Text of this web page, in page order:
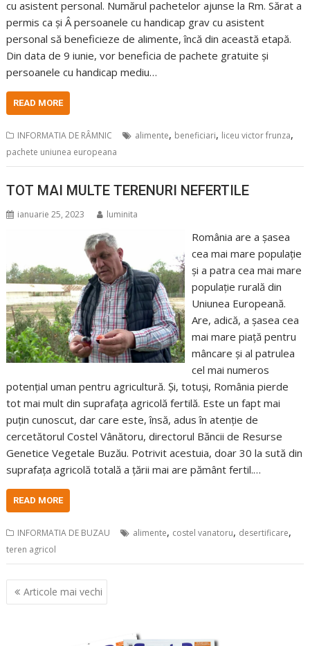
cu asistent personal. Numărul pachetelor ajunse la Rm. Sărat a
permis ca și Â persoanele cu handicap grav cu asistent
personal să beneficieze de alimente, încă din această etapă.
Din data de 9 iunie, vor beneficia de pachete gratuite și
persoanele cu handicap mediu…
READ MORE
INFORMATIA DE RÂMNIC alimente, beneficiari, liceu victor frunza,
pachete uniunea europeana
TOT MAI MULTE TERENURI NEFERTILE
ianuarie 25, 2023 luminita
România are a șasea
cea mai mare populație
și a patra cea mai mare
populație rurală din
Uniunea Europeană.
Are, adică, a șasea cea
mai mare piață pentru
mâncare și al patrulea
cel mai numeros
potențial uman pentru agricultură. Și, totuși, România pierde
tot mai mult din suprafața agricolă fertilă. Este un fapt mai
puțin cunoscut, dar care este, însă, adus în atenție de
cercetătorul Costel Vânătoru, directorul Băncii de Resurse
Genetice Vegetale Buzău. Potrivit acestuia, doar 30 la sută din
suprafața agricolă totală a țării mai are pământ fertil.…
READ MORE
INFORMATIA DE BUZAU alimente, costel vanatoru, desertificare,
teren agricol
Navigare
în
Articole mai vechi